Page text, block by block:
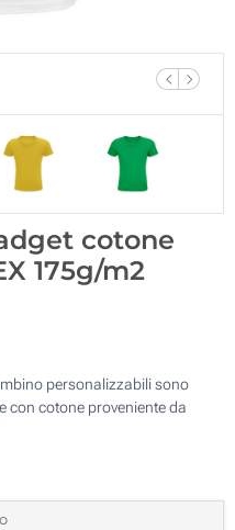
cotone
175g/m2
personalizzabili sono
con cotone proveniente da